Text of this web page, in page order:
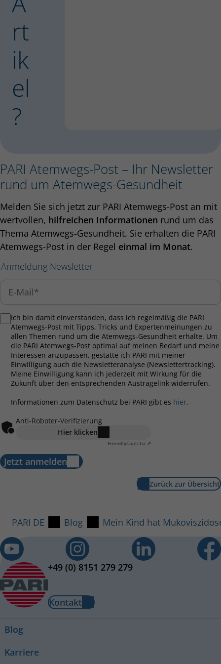
rt
ik
el
?
PARI Atemwegs-Post – Ihr Newsletter
rund um Atemwegs-Gesundheit
Melden Sie sich jetzt zur PARI Atemwegs-Post an mit
wertvollen, hilfreichen Informationen rund um das
Thema Atemwegs-Gesundheit. Sie erhalten die PARI
Atemwegs-Post in der Regel einmal im Monat.
Anmeldung Newsletter
Ich bin damit einverstanden, dass ich regelmäßig die PARI
Atemwegs-Post mit Tipps, Tricks und Expertenmeinungen zu
allen Themen rund um die Atemwegs-Gesundheit erhalte. Um
die PARI Atemwegs-Post optimal auf meinen Bedarf und meine
Interessen anzupassen, gestatte ich PARI mit meiner
Einwilligung auch die Newsletteranalyse (Newslettertracking).
Meine Einwilligung kann ich jederzeit mit Wirkung für die
Zukunft über den entsprechenden Austragelink widerrufen.
Informationen zum Datenschutz bei PARI gibt es hier.
Anti-Roboter-Verifizierung
Hier klicken
FriendlyCaptcha ⇗
Jetzt anmelden
Zurück zur Übersicht
PARI DE Blog Mein Kind hat
+49 (0) 8151 279 279
Kontakt
Blog
Karriere